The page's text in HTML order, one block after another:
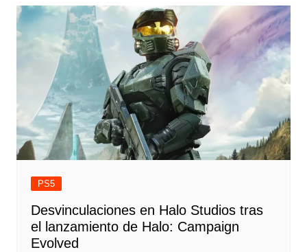
PS5
Desvinculaciones en Halo Studios tras
el lanzamiento de Halo: Campaign
Evolved